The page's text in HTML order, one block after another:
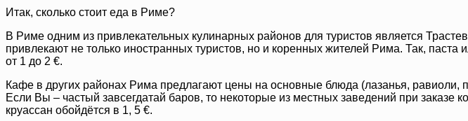
Итак, сколько стоит еда в Риме?
В Риме одним из привлекательных кулинарных районов для туристов является
привлекают не только иностранных туристов, но и коренных жителей Рима. Так,
от 1 до 2 €.
Кафе в других районах Рима предлагают цены на основные блюда (лазанья, равиоли,
Если Вы – частый завсегдатай баров, то некоторые из местных заведений при заказе
круассан обойдётся в 1, 5 €.